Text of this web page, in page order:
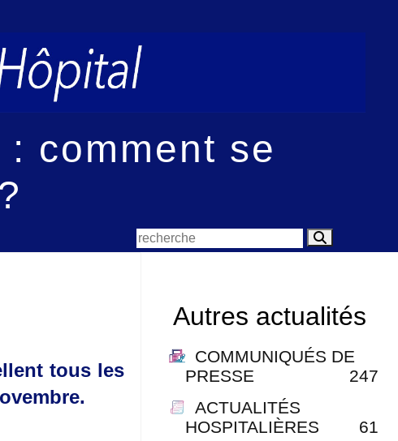
comment se
tous les
Autres actualités
COMMUNIQUÉS DE
PRESSE
247
ACTUALITÉS
HOSPITALIÈRES
61